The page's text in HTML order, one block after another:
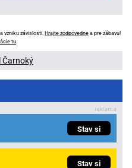
vzniku závislosti. Hrajte zodpovedne a pre zábavu!
tu
Čarnoký
Stav si
Stav si